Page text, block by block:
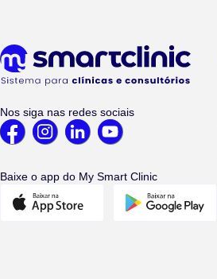
Nos siga nas redes sociais
Baixe o app do My Smart Clinic